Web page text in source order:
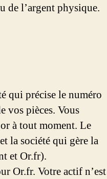
de l’argent physique.
qui précise le numéro
vos pièces. Vous
à tout moment. Le
la société qui gère la
et Or.fr).
Or.fr. Votre actif n’est